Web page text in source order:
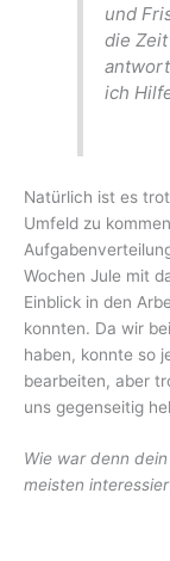
und
die
ich
Natürlich ist es
Umfeld zu
Wochen Jule mit
Einblick in den
konnten. Da wir
haben, konnte so
bearbeiten, aber
uns gegenseitig
Wie war denn
meisten